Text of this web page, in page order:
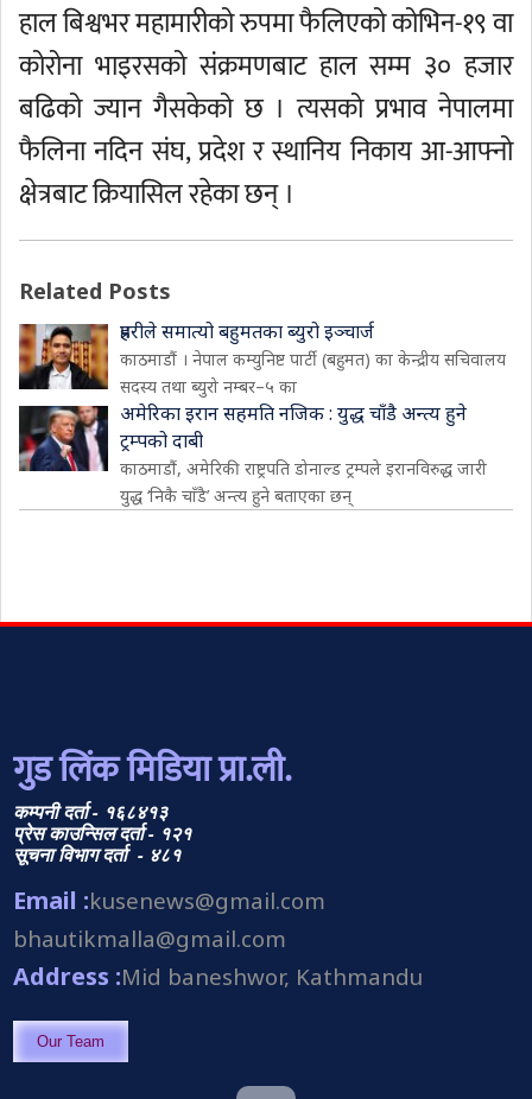
हाल बिश्वभर महामारीको रुपमा फैलिएको कोभिन-१९ वा
कोरोना भाइरसको संक्रमणबाट हाल सम्म ३० हजार
बढिको ज्यान गैसकेको छ । त्यसको प्रभाव नेपालमा
फैलिना नदिन संघ, प्रदेश र स्थानिय निकाय आ-आफ्नो
क्षेत्रबाट क्रियासिल रहेका छन् ।
Related Posts
प्रहरीले समात्यो बहुमतका ब्युरो इञ्चार्ज
काठमाडौं । नेपाल कम्युनिष्ट पार्टी (बहुमत) का केन्द्रीय सचिवालय
सदस्य तथा ब्युरो नम्बर–५ का
अमेरिका इरान सहमति नजिक : युद्ध चाँडै अन्त्य हुने
ट्रम्पको दाबी
काठमाडौं, अमेरिकी राष्ट्रपति डोनाल्ड ट्रम्पले इरानविरुद्ध जारी
युद्ध ‘निकै चाँडै’ अन्त्य हुने बताएका छन्
गुड लिंक मिडिया प्रा.ली.
कम्पनी दर्ता - १६८४१३
प्रेस काउन्सिल दर्ता - १२१
सूचना विभाग दर्ता - ४८१
Email :kusenews@gmail.com
bhautikmalla@gmail.com
Address :Mid baneshwor, Kathmandu
Our Team